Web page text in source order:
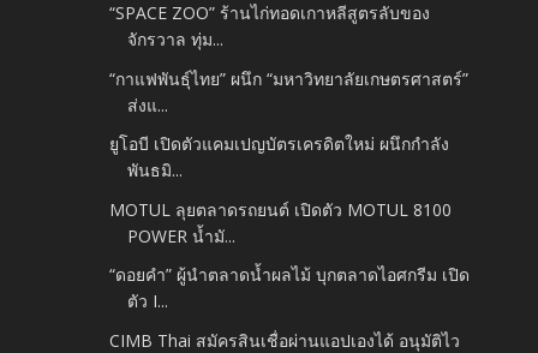
“SPACE ZOO” ร้านไก่ทอดเกาหลีสูตรลับของ
จักรวาล ทุ่ม...
“กาแฟพันธุ์ไทย” ผนึก “มหาวิทยาลัยเกษตรศาสตร์”
ส่งแ...
ยูโอบี เปิดตัวแคมเปญบัตรเครดิตใหม่ ผนึกกำลัง
พันธมิ...
MOTUL ลุยตลาดรถยนต์ เปิดตัว MOTUL 8100
POWER น้ำมั...
“ดอยคำ” ผู้นำตลาดน้ำผลไม้ บุกตลาดไอศกรีม เปิด
ตัว I...
CIMB Thai สมัครสินเชื่อผ่านแอปเองได้ อนุมัติไว